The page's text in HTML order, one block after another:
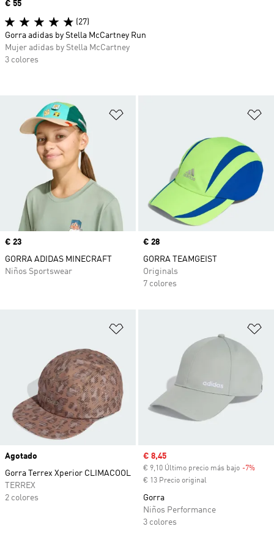
Precio
€ 23
GORRA ADIDAS MINECRAFT
Niños Sportswear
Precio
€ 28
GORRA TEAMGEIST
Originals
7 colores
Agotado
Gorra Terrex Xperior CLIMACOOL
TERREX
2 colores
Precio de venta
€ 8,45
€ 9,10 Último precio más bajo -7%
€ 13 Precio original
Gorra
Niños Performance
3 colores
Precio
€ 55
(27)
Gorra adidas by Stella McCartney Run
Mujer adidas by Stella McCartney
3 colores